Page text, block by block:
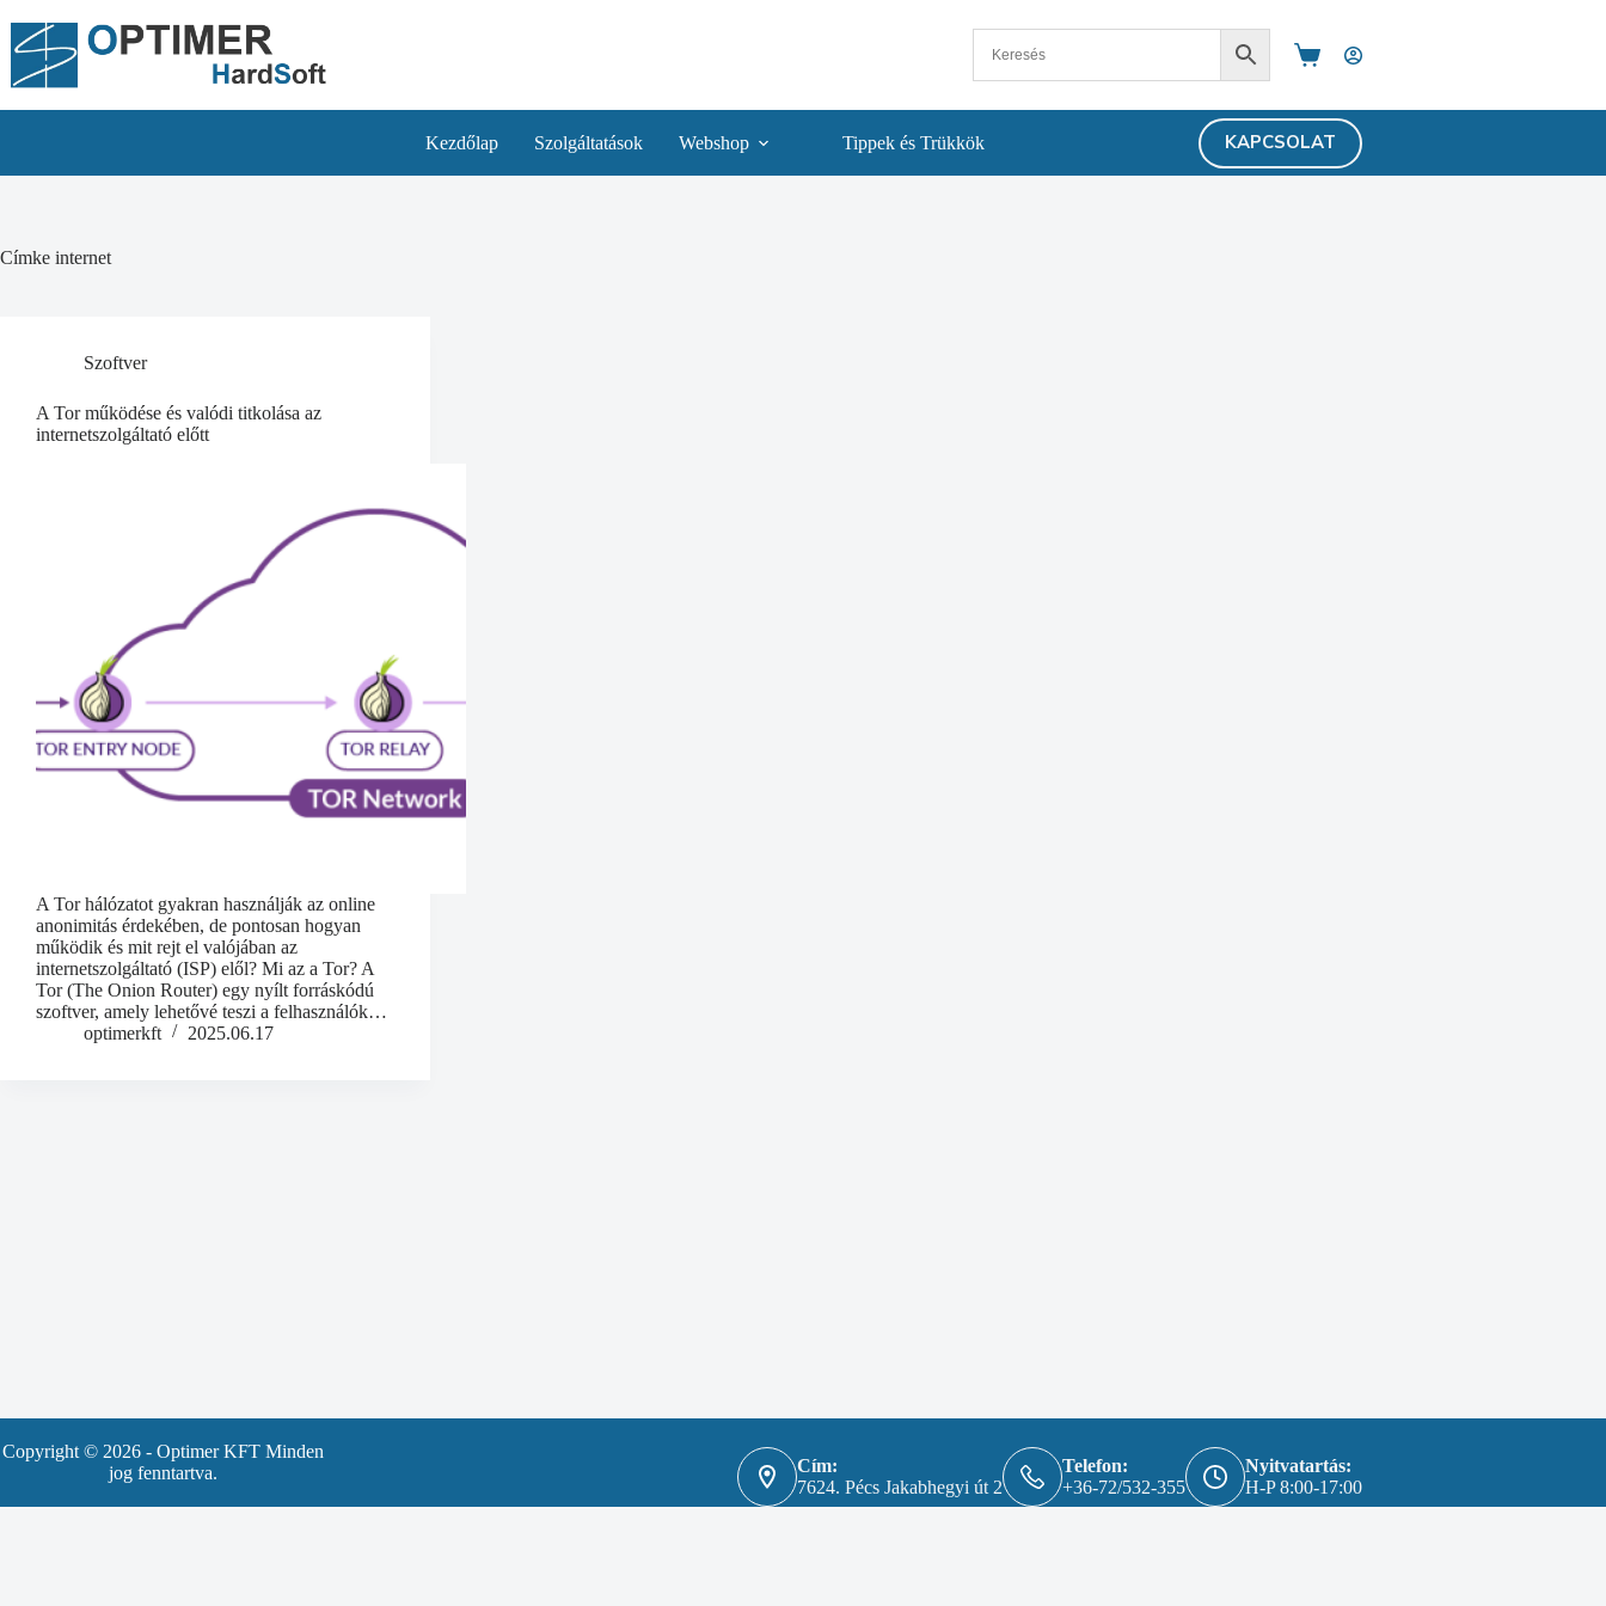
content
Shopping
Kezdőlap Szolgáltatások Webshop Tippek és Trükkök KAPCSOLAT
Címke internet
Szoftver
A Tor működése és valódi titkolása az
internetszolgáltató előtt
A Tor hálózatot gyakran használják az online
anonimitás érdekében, de pontosan hogyan
működik és mit rejt el valójában az
internetszolgáltató (ISP) elől? Mi az a Tor? A
Tor (The Onion Router) egy nyílt forráskódú
szoftver, amely lehetővé teszi a felhasználók…
optimerkft
2025.06.17
Copyright © 2026 - Optimer KFT Minden
jog fenntartva.
Cím:
7624. Pécs Jakabhegyi út 2
Telefon:
+36-72/532-355
Nyitvatartás:
H-P 8:00-17:00